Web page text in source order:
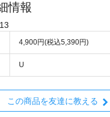
情報
4,900円(税込5,390円)
U
この商品を友達に教える